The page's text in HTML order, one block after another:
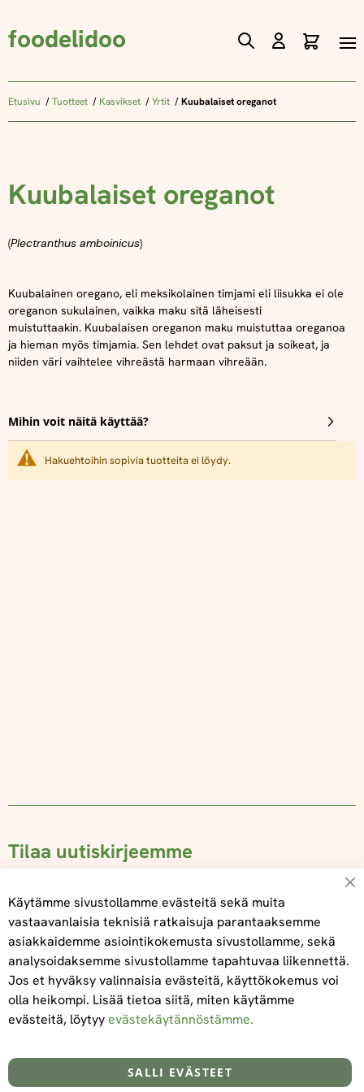
foodelidoo
Skip
Content
Etusivu Tuotteet Kasvikset Yrtit Kuubalaiset oreganot
Kuubalaiset oreganot
(Plectranthus amboinicus)
Kuubalainen oregano, eli meksikolainen timjami eli liisukka ei ole
oreganon sukulainen, vaikka maku sitä läheisesti
muistuttaakin. Kuubalaisen oreganon maku muistuttaa oreganoa
ja hieman myös timjamia. Sen lehdet ovat paksut ja soikeat, ja
niiden väri vaihtelee vihreästä harmaan vihreään.
Mihin voit näitä käyttää?
Hakuehtoihin sopivia tuotteita ei löydy.
Tilaa uutiskirjeemme
Tilaa
Tietoa meistä
Toimitus- ja maksuehdot
Käytämme sivustollamme evästeitä sekä muita
vastaavanlaisia teknisiä ratkaisuja parantaaksemme
asiakkaidemme asiointikokemusta sivustollamme, sekä
analysoidaksemme sivustollamme tapahtuvaa liikennettä.
Jos et hyväksy valinnaisia evästeitä, käyttökokemus voi
olla heikompi. Lisää tietoa siitä, miten käytämme
evästeitä, löytyyevästekäytännöstämme.
SALLI EVÄSTEET